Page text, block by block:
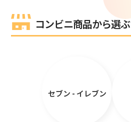
コンビニ商品から選ぶ
セブン - イレブン